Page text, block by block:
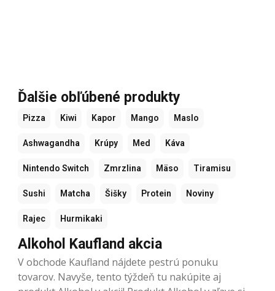
Ďalšie obľúbené produkty
Pizza Kiwi Kapor Mango Maslo
Ashwagandha Krúpy Med Káva
Nintendo Switch Zmrzlina Mäso Tiramisu
Sushi Matcha Šišky Protein Noviny
Rajec Hurmikaki
Alkohol Kaufland akcia
V obchode Kaufland nájdete pestrú ponuku
tovarov. Navyše, tento týždeň tu nakúpite aj